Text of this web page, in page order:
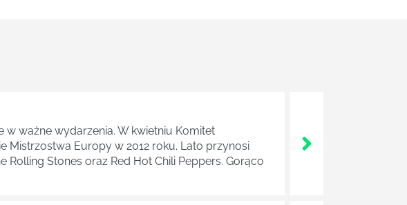
w ważne wydarzenia. W kwietniu Komitet
Mistrzostwa Europy w 2012 roku. Lato przynosi
Stones oraz Red Hot Chili Peppers. Gorąco